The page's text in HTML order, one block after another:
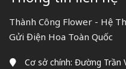
Thành Công Flower - Hệ
Gửi Điện Hoa Toàn Quốc
Cơ sở chính: Đường Trần